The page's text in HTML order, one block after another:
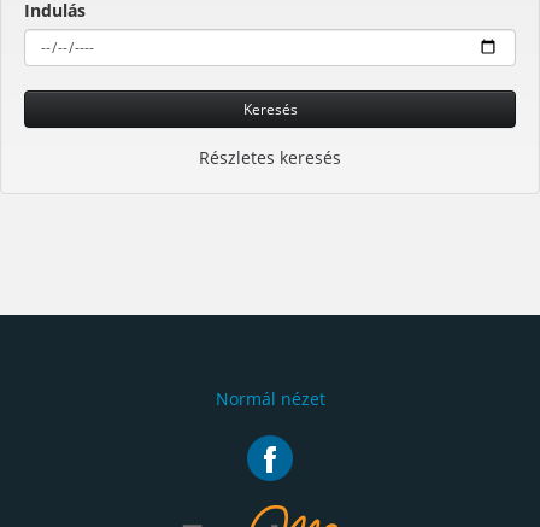
Indulás
Keresés
Részletes keresés
Normál nézet